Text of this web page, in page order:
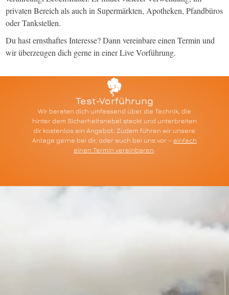
privaten Bereich als auch in Supermärkten, Apotheken, Pfandbüros
oder Tankstellen.
Du hast ernsthaftes Interesse? Dann vereinbare einen Termin und
wir überzeugen dich gerne in einer Live Vorführung.
Test-Vorführung
Wir beraten dich umfassend über die Technik, die
hinter dem Sicherheitsnebel steckt und unterbreiten
dir kostenlos ein Angebot. Zudem führen wir unsere
Anlage gerne bei dir, oder auch bei uns vor – einfach
einen Termin vereinbaren.